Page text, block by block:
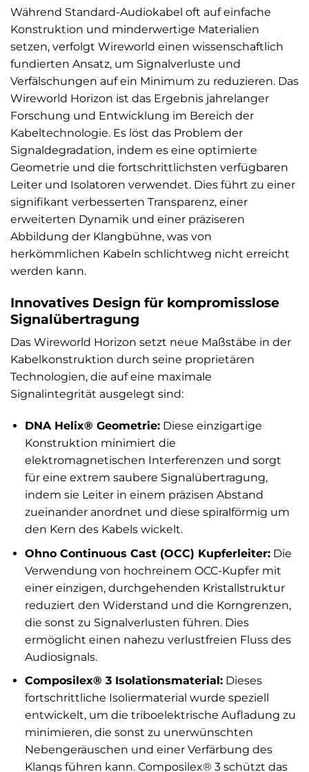
Während Standard-Audiokabel oft auf einfache
Konstruktion und minderwertige Materialien
setzen, verfolgt Wireworld einen wissenschaftlich
fundierten Ansatz, um Signalverluste und
Verfälschungen auf ein Minimum zu reduzieren. Das
Wireworld Horizon ist das Ergebnis jahrelanger
Forschung und Entwicklung im Bereich der
Kabeltechnologie. Es löst das Problem der
Signaldegradation, indem es eine optimierte
Geometrie und die fortschrittlichsten verfügbaren
Leiter und Isolatoren verwendet. Dies führt zu einer
signifikant verbesserten Transparenz, einer
erweiterten Dynamik und einer präziseren
Abbildung der Klangbühne, was von
herkömmlichen Kabeln schlichtweg nicht erreicht
werden kann.
Innovatives Design für kompromisslose
Signalübertragung
Das Wireworld Horizon setzt neue Maßstäbe in der
Kabelkonstruktion durch seine proprietären
Technologien, die auf eine maximale
Signalintegrität ausgelegt sind:
DNA Helix® Geometrie:Diese einzigartige
Konstruktion minimiert die
elektromagnetischen Interferenzen und sorgt
für eine extrem saubere Signalübertragung,
indem sie Leiter in einem präzisen Abstand
zueinander anordnet und diese spiralförmig um
den Kern des Kabels wickelt.
Ohno Continuous Cast (OCC) Kupferleiter:Die
Verwendung von hochreinem OCC-Kupfer mit
einer einzigen, durchgehenden Kristallstruktur
reduziert den Widerstand und die Korngrenzen,
die sonst zu Signalverlusten führen. Dies
ermöglicht einen nahezu verlustfreien Fluss des
Audiosignals.
Composilex® 3 Isolationsmaterial:Dieses
fortschrittliche Isoliermaterial wurde speziell
entwickelt, um die triboelektrische Aufladung zu
minimieren, die sonst zu unerwünschten
Nebengeräuschen und einer Verfärbung des
Klangs führen kann. Composilex® 3 schützt das